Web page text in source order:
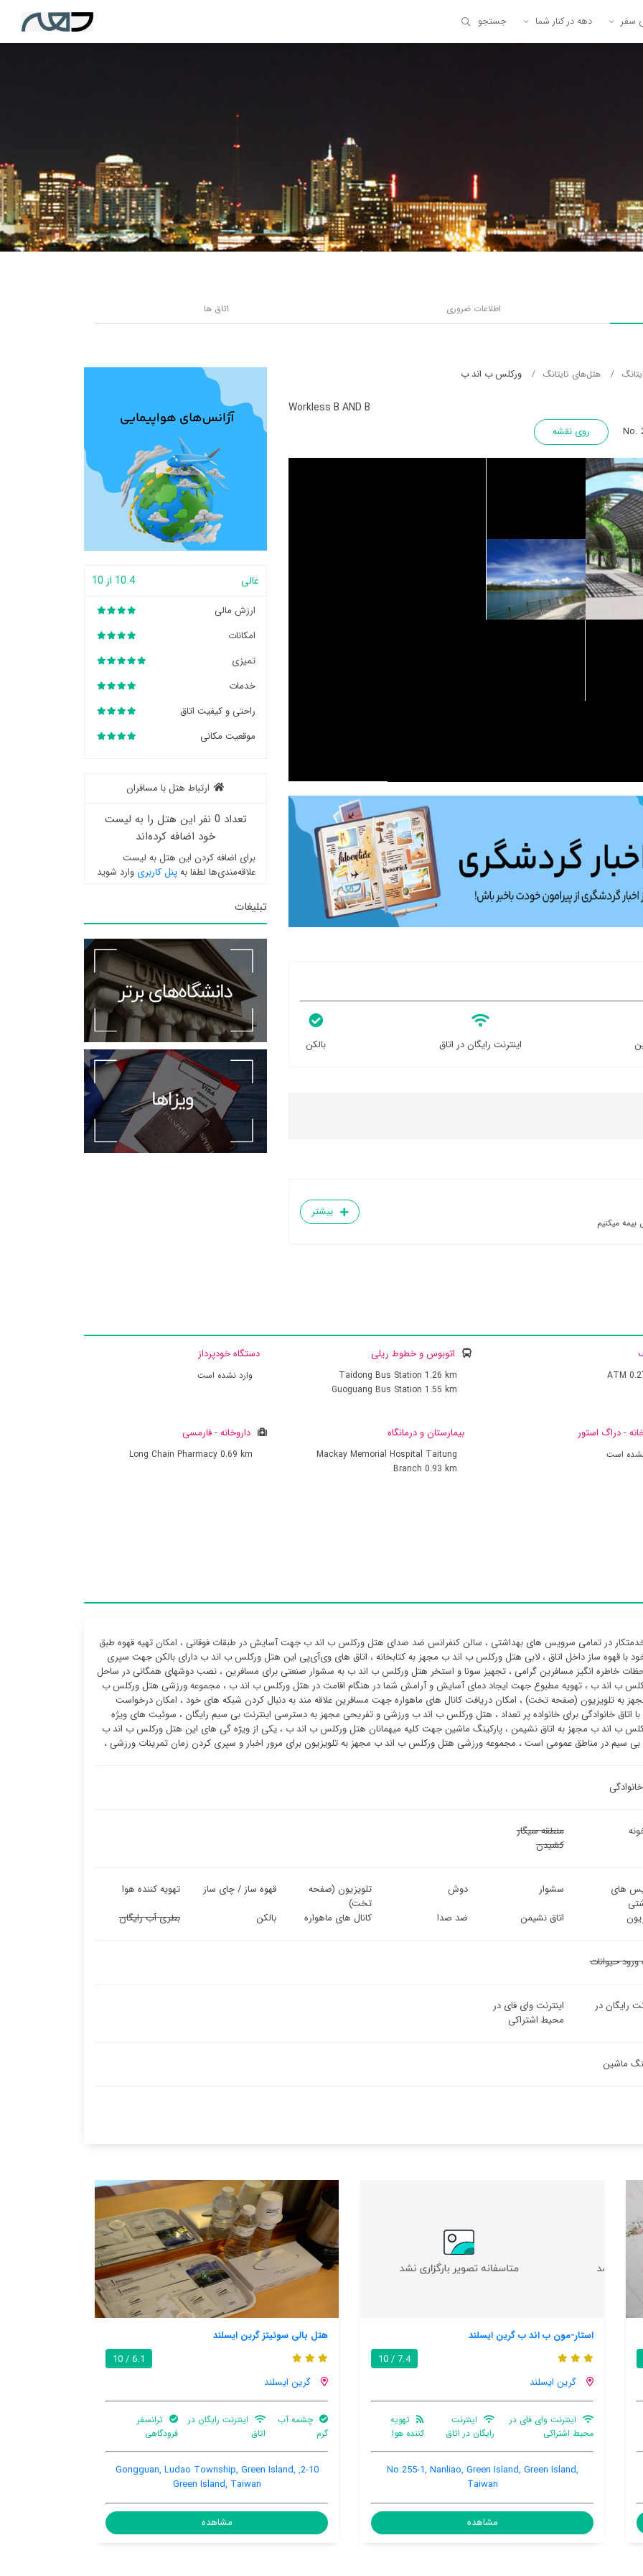
سفر دهه در کنار شما جستجو
اطلاعات ضروری اتاق ها
هتل‌های تایتانگ ورکلس ب اند ب
Workless B AND B
No. روی نقشه
اینترنت رایگان در اتاق بالکن
میکنیم
بیشتر
عالی 10.4 از 10
ارزش مالی
امکانات
تمیزی
خدمات
راحتی و کیفیت اتاق
موقعیت مکانی
ارتباط هتل با مسافران
تعداد 0 نفر این هتل را به لیست
خود اضافه کرده‌اند
برای اضافه کردن این هتل به لیست
علاقه‌مندی‌ها لطفا بهپنل کاربری وارد شوید
تبلیغات
ATM
اتوبوس و خطوط ریلی
Taidong Bus Station 1.26 km
Guoguang Bus Station 1.55 km
دستگاه خودپرداز
وارد نشده است
- دراگ استور
است
بیمارستان و درمانگاه
Mackay Memorial Hospital Taitung
Branch 0.93 km
داروخانه - فارمسی
Long Chain Pharmacy 0.69 km
در تمامی سرویس های بهداشتی ، سالن کنفرانس ضد صدای هتل ورکلس ب اند ب جهت آسایش در طبقات فوقانی ، امکان تهیه قهوه طبق
با قهوه ساز داخل اتاق ، لابی هتل ورکلس ب اند ب مجهز به کتابخانه ، اتاق های وی‌آی‌پی این هتل ورکلس ب اند ب دارای بالکن جهت سپری
خاطره انگیز مسافرین گرامی ، تجهیز سونا و استخر هتل ورکلس ب اند ب به سشوار صنعتی برای مسافرین ، نصب دوشهای همگانی در ساحل
ب اند ب ، تهویه مطبوع جهت ایجاد دمای آسایش و آرامش شما در هنگام اقامت در هتل ورکلس ب اند ب ، مجموعه ورزشی هتل ورکلس ب
به تلویزیون (صفحه تخت) ، امکان دریافت کانال های ماهواره جهت مسافرین علاقه مند به دنبال کردن شبکه های خود ، امکان درخواست
اتاق خانوادگی برای خانواده پر تعداد ، هتل ورکلس ب اند ب ورزشی و تفریحی مجهز به دسترسی اینترنت بی سیم رایگان ، سوئیت ‌های ویژه
ب اند ب مجهز به اتاق نشیمن ، پارکینگ ماشین جهت کلیه میهمانان هتل ورکلس ب اند ب ، یکی از ویژه گی های این هتل ورکلس ب اند ب
بی سیم در مناطق عمومی است ، مجموعه ورزشی هتل ورکلس ب اند ب مجهز به تلویزیون برای مرور اخبار و سپری کردن زمان تمرینات ورزشی ،
منطقه سیگار
کشیدن
های
سشوار دوش
تلویزیون (صفحه
تخت)
قهوه ساز / چای ساز
تهویه کننده هوا
اتاق نشیمن ضد صدا کانال های ماهواره بالکن بطری آب رایگان
ورود حیوانات
رایگان در
اینترنت وای فای در
محیط اشتراکی
ماشین
هتل بالی سوئیتز گرین ایسلند
گرین ایسلند
چشمه آب
گرم
اینترنت رایگان در
اتاق
ترانسفر
فرودگاهی
2-10, Gongguan, Ludao Township, Green Island,
Green Island, Taiwan
میمی گاردنز
گرین ایسلند
تهویه کننده
ترانسفر
No. 6-1, Gongguan Village, Green Island, Green
Island, Taiwan, 951